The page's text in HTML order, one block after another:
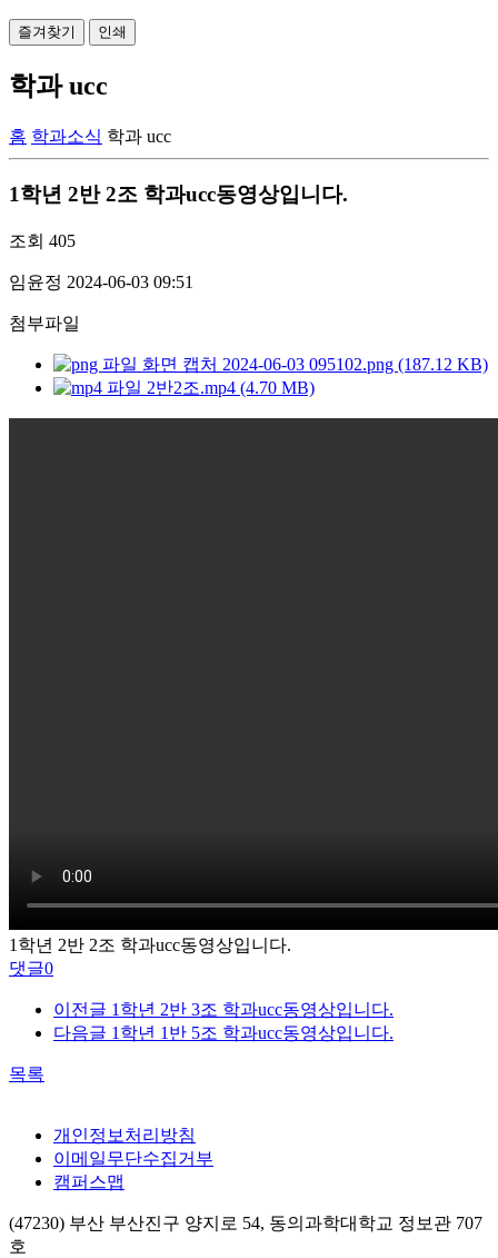
즐겨찾기 인쇄
학과 ucc
홈 학과소식 학과 ucc
1학년 2반 2조 학과ucc동영상입니다.
조회 405
임윤정 2024-06-03 09:51
첨부파일
화면 캡처 2024-06-03 095102.png (187.12 KB)
2반2조.mp4 (4.70 MB)
1학년 2반 2조 학과ucc동영상입니다.
댓글0
이전글 1학년 2반 3조 학과ucc동영상입니다.
다음글 1학년 1반 5조 학과ucc동영상입니다.
목록
개인정보처리방침
이메일무단수집거부
캠퍼스맵
(47230) 부산 부산진구 양지로 54, 동의과학대학교 정보관 707
호